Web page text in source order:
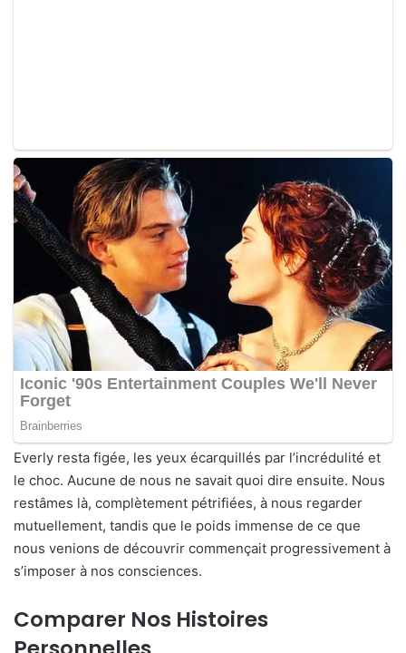
Everly resta figée, les yeux écarquillés par l’incrédulité et
le choc. Aucune de nous ne savait quoi dire ensuite. Nous
restâmes là, complètement pétrifiées, à nous regarder
mutuellement, tandis que le poids immense de ce que
nous venions de découvrir commençait progressivement à
s’imposer à nos consciences.
Comparer Nos Histoires